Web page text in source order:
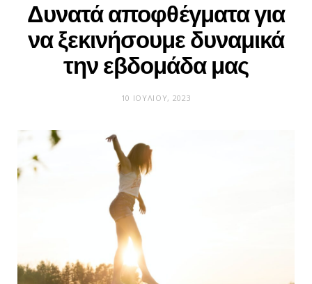
Δυνατά αποφθέγματα για
να ξεκινήσουμε δυναμικά
την εβδομάδα μας
10 ΙΟΥΛΊΟΥ, 2023